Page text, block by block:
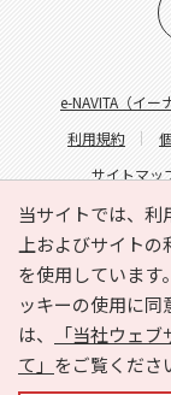
当サイトでは、
上およびサイト
を使用しています
ッキーの使用に同
は、
「当社ウェ
て」 をご覧くださ
e-NAVITA（イー
利用規約
サイトマッ